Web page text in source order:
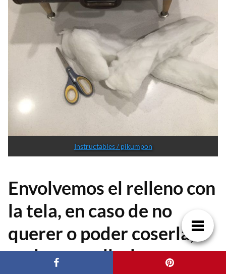
Instructables / pjkumpon
Envolvemos el relleno con
la tela, en caso de no
querer o poder coserla,
podemos sellarla con